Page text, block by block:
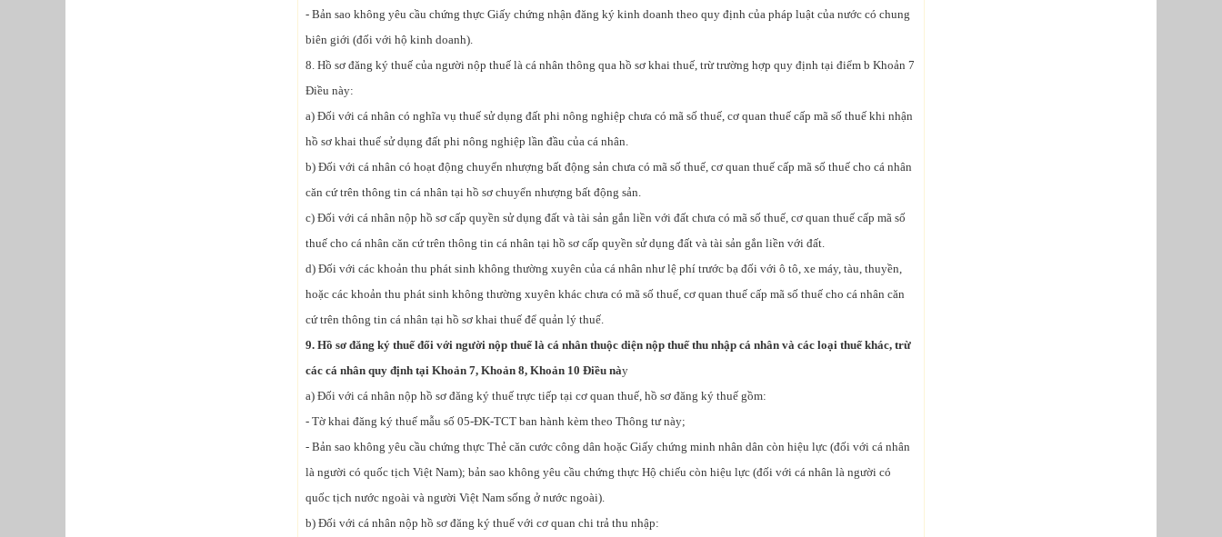
- Bản sao không yêu cầu chứng thực Giấy chứng nhận đăng ký kinh doanh theo quy định của pháp luật của nước có chung
biên giới (đối với hộ kinh doanh).
8. Hồ sơ đăng ký thuế của người nộp thuế là cá nhân thông qua hồ sơ khai thuế, trừ trường hợp quy định tại điểm b Khoản 7
Điều này:
a) Đối với cá nhân có nghĩa vụ thuế sử dụng đất phi nông nghiệp chưa có mã số thuế, cơ quan thuế cấp mã số thuế khi nhận
hồ sơ khai thuế sử dụng đất phi nông nghiệp lần đầu của cá nhân.
b) Đối với cá nhân có hoạt động chuyển nhượng bất động sản chưa có mã số thuế, cơ quan thuế cấp mã số thuế cho cá nhân
căn cứ trên thông tin cá nhân tại hồ sơ chuyển nhượng bất động sản.
c) Đối với cá nhân nộp hồ sơ cấp quyền sử dụng đất và tài sản gắn liền với đất chưa có mã số thuế, cơ quan thuế cấp mã số
thuế cho cá nhân căn cứ trên thông tin cá nhân tại hồ sơ cấp quyền sử dụng đất và tài sản gắn liền với đất.
d) Đối với các khoản thu phát sinh không thường xuyên của cá nhân như lệ phí trước bạ đối với ô tô, xe máy, tàu, thuyền,
hoặc các khoản thu phát sinh không thường xuyên khác chưa có mã số thuế, cơ quan thuế cấp mã số thuế cho cá nhân căn
cứ trên thông tin cá nhân tại hồ sơ khai thuế để quản lý thuế.
9. Hồ sơ đăng ký thuế đối với người nộp thuế là cá nhân thuộc diện nộp thuế thu nhập cá nhân và các loại thuế khác, trừ
các cá nhân quy định tại Khoản 7, Khoản 8, Khoản 10 Điều này
a) Đối với cá nhân nộp hồ sơ đăng ký thuế trực tiếp tại cơ quan thuế, hồ sơ đăng ký thuế gồm:
- Tờ khai đăng ký thuế mẫu số 05-ĐK-TCT ban hành kèm theo Thông tư này;
- Bản sao không yêu cầu chứng thực Thẻ căn cước công dân hoặc Giấy chứng minh nhân dân còn hiệu lực (đối với cá nhân
là người có quốc tịch Việt Nam); bản sao không yêu cầu chứng thực Hộ chiếu còn hiệu lực (đối với cá nhân là người có
quốc tịch nước ngoài và người Việt Nam sống ở nước ngoài).
b) Đối với cá nhân nộp hồ sơ đăng ký thuế với cơ quan chi trả thu nhập: